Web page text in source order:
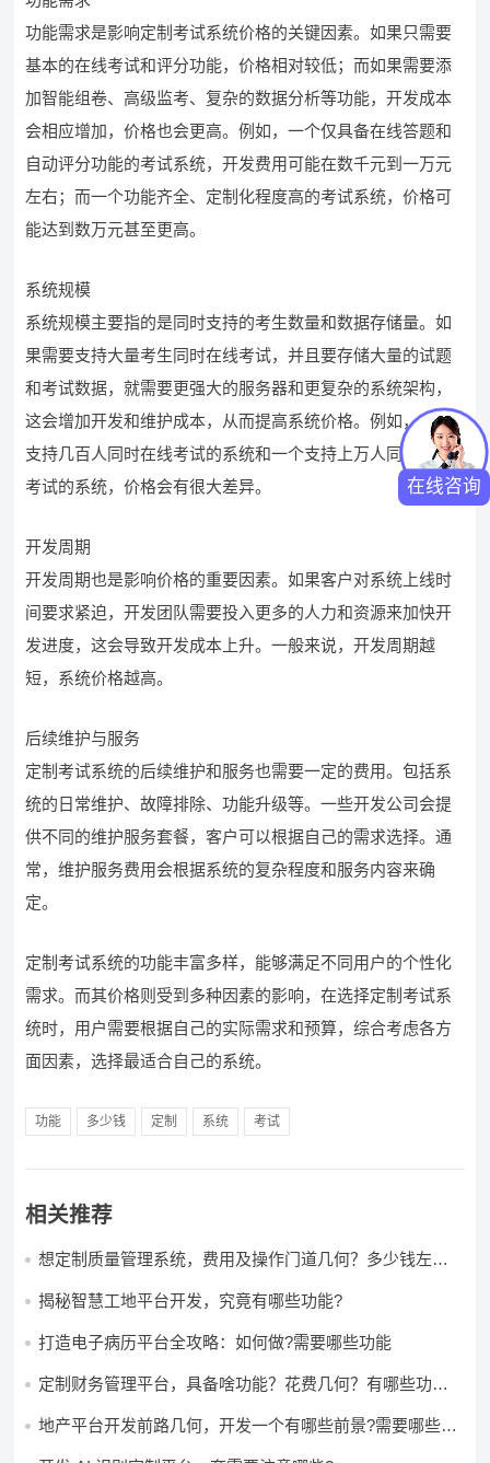
功能需求是影响定制考试系统价格的关键因素。如果只需要
基本的在线考试和评分功能，价格相对较低；而如果需要添
加智能组卷、高级监考、复杂的数据分析等功能，开发成本
会相应增加，价格也会更高。例如，一个仅具备在线答题和
自动评分功能的考试系统，开发费用可能在数千元到一万元
左右；而一个功能齐全、定制化程度高的考试系统，价格可
能达到数万元甚至更高。
系统规模
系统规模主要指的是同时支持的考生数量和数据存储量。如
果需要支持大量考生同时在线考试，并且要存储大量的试题
和考试数据，就需要更强大的服务器和更复杂的系统架构，
这会增加开发和维护成本，从而提高系统价格。例如，一个
支持几百人同时在线考试的系统和一个支持上万人同时在线
考试的系统，价格会有很大差异。
开发周期
开发周期也是影响价格的重要因素。如果客户对系统上线时
间要求紧迫，开发团队需要投入更多的人力和资源来加快开
发进度，这会导致开发成本上升。一般来说，开发周期越
短，系统价格越高。
后续维护与服务
定制考试系统的后续维护和服务也需要一定的费用。包括系
统的日常维护、故障排除、功能升级等。一些开发公司会提
供不同的维护服务套餐，客户可以根据自己的需求选择。通
常，维护服务费用会根据系统的复杂程度和服务内容来确
定。
定制考试系统的功能丰富多样，能够满足不同用户的个性化
需求。而其价格则受到多种因素的影响，在选择定制考试系
统时，用户需要根据自己的实际需求和预算，综合考虑各方
面因素，选择最适合自己的系统。
功能 多少钱 定制 系统 考试
相关推荐
想定制质量管理系统，费用及操作门道几何？多少钱左右
揭秘智慧工地平台开发，究竟有哪些功能?
打造电子病历平台全攻略：如何做?需要哪些功能
定制财务管理平台，具备啥功能？花费几何？有哪些功能?
地产平台开发前路几何，开发一个有哪些前景?需要哪些费
在线咨询